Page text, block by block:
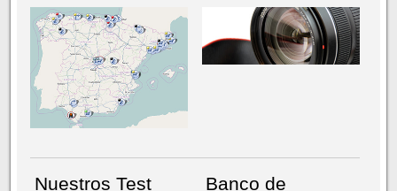
NÚMERO ACTUALHEMEROTECA
Nuestros Test Banco de